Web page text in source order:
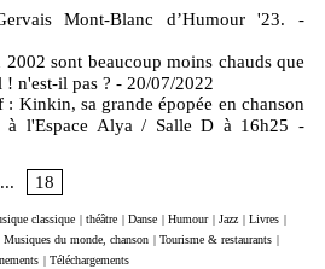
Mont-Blanc d’Humour '23.
-
sont beaucoup moins chauds que
! n'est-il pas ? - 20/07/2022
Kinkin, sa grande épopée en chanson
l'Espace Alya / Salle D à 16h25 -
... 18
classique théâtre Danse Humour Jazz Livres
Musiques du monde, chanson Tourisme & restaurants
Téléchargements